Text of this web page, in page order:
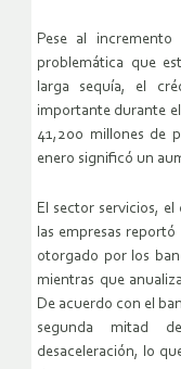
Pese al
problemática que
larga sequía, el
importante durante
41,200 millones de
enero significó un
El sector servicios,
las empresas
otorgado por los
mientras que
De acuerdo con el
segunda mitad
desaceleración, lo